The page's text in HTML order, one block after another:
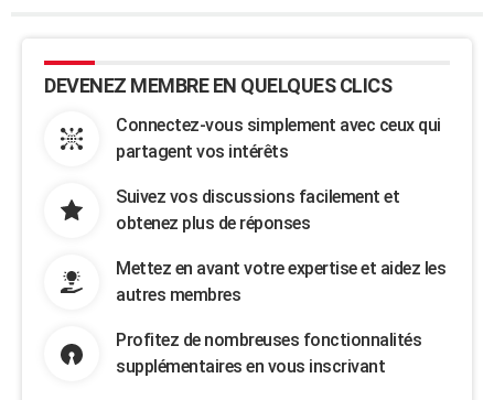
DEVENEZ MEMBRE EN QUELQUES CLICS
Connectez-vous simplement avec ceux qui
partagent vos intérêts
Suivez vos discussions facilement et
obtenez plus de réponses
Mettez en avant votre expertise et aidez les
autres membres
Profitez de nombreuses fonctionnalités
supplémentaires en vous inscrivant